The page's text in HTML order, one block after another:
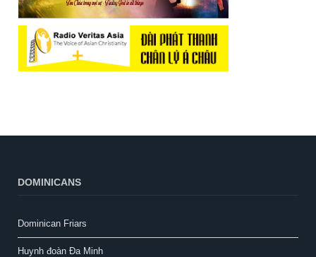
DOMINICANS
Dominican Friars
Huynh đoàn Đa Minh